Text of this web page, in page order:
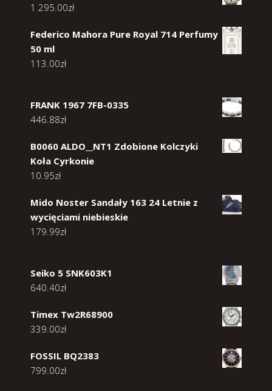
1 295.00zł
Federico Mahora Pure Royal 714 Perfumy
50 ml
113.00zł
FRANK 1967 7FB-0335
446.88zł
B0060 ALDO__NT1 Zdobione Kolczyki
Koła Cyrkonie
10.95zł
Mido Noster Sandały 163 24 Letnie z
wycięciami niebieskie
179.99zł
Seiko 5 SNK603K1
640.40zł
Timex Tw2R68900
339.00zł
FOSSIL BQ2383
799.00zł